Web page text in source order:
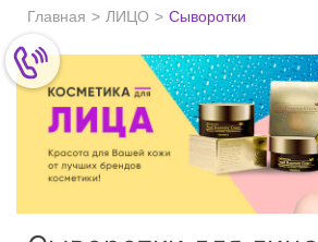
Главная ЛИЦО Сыворотки